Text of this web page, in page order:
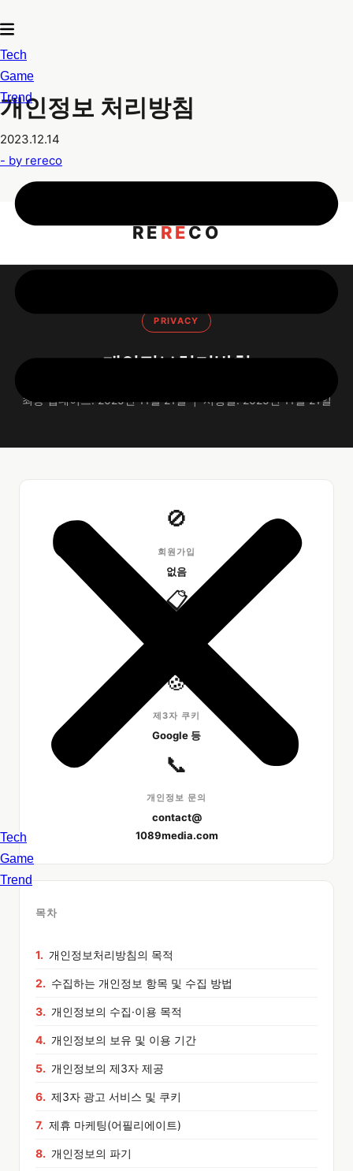
Tech
Game
Trend
Tech
Game
Trend
개인정보 처리방침
2023.12.14
- by rereco
RERECO
PRIVACY
개인정보처리방침
최종 업데이트: 2025년 11월 21일 | 시행일: 2025년 11월 21일
🚫
회원가입
없음
📋
🍪
제3자 쿠키
Google 등
📞
개인정보 문의
contact@
1089media.com
목차
개인정보처리방침의 목적
수집하는 개인정보 항목 및 수집 방법
개인정보의 수집·이용 목적
개인정보의 보유 및 이용 기간
개인정보의 제3자 제공
제3자 광고 서비스 및 쿠키
제휴 마케팅(어필리에이트)
개인정보의 파기